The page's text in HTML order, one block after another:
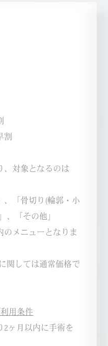
割
、対象となるのは
、「骨切り(輪郭・小
、「その他」
のメニューとなりま
関しては通常価格で
用条件
ヶ月以内に手術を